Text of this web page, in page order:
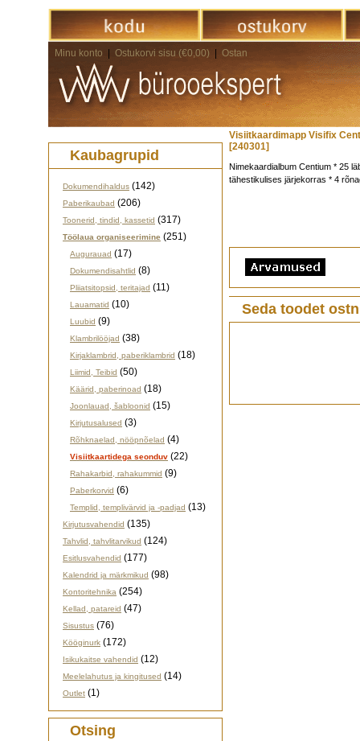
Minu konto Ostukorvi sisu (€0,00) Ostan
Kaubagrupid
Dokumendihaldus (142)
Paberikaubad (206)
Toonerid, tindid, kassetid (317)
Töölaua organiseerimine (251)
Augurauad (17)
Dokumendisahtlid (8)
Pliiatsitopsid, teritajad (11)
Lauamatid (10)
Luubid (9)
Klambrilööjad (38)
Kirjaklambrid, paberiklambrid (18)
Liimid, Teibid (50)
Käärid, paberinoad (18)
Joonlauad, šabloonid (15)
Kirjutusalused (3)
Rõhknaelad, nööpnõelad (4)
Visiitkaartidega seonduv (22)
Rahakarbid, rahakummid (9)
Paberkorvid (6)
Templid, templivärvid ja -padjad (13)
Kirjutusvahendid (135)
Tahvlid, tahvlitarvikud (124)
Esitlusvahendid (177)
Kalendrid ja märkmikud (98)
Kontoritehnika (254)
Kellad, patareid (47)
Sisustus (76)
Kööginurk (172)
Isikukaitse vahendid (12)
Meelelahutus ja kingitused (14)
Outlet (1)
Otsing
Visiitkaardimapp Visifix
[240301]
Nimekaardialbum Centium * 25
tähestikulises järjekorras * 4
Seda toodet